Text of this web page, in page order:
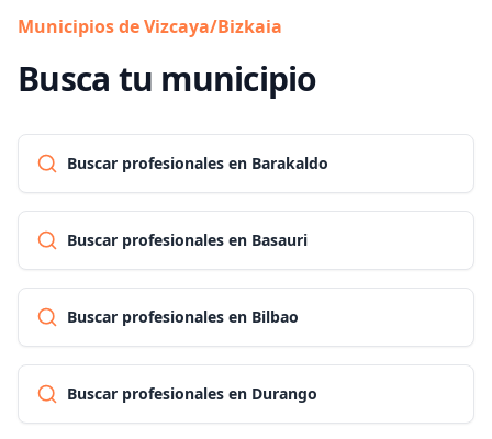
Municipios de Vizcaya/Bizkaia
Busca tu municipio
Buscar profesionales en Barakaldo
Buscar profesionales en Basauri
Buscar profesionales en Bilbao
Buscar profesionales en Durango